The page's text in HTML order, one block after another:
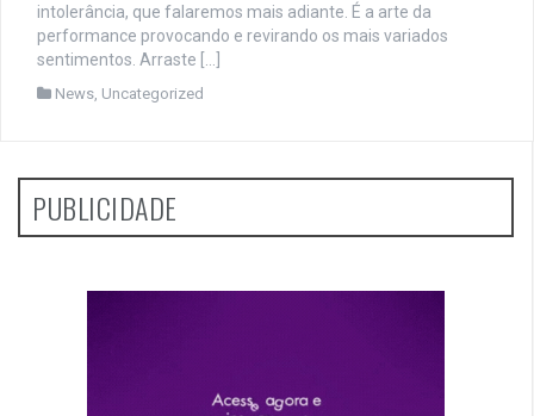
intolerância, que falaremos mais adiante. É a arte da
performance provocando e revirando os mais variados
sentimentos. Arraste […]
News, Uncategorized
PUBLICIDADE